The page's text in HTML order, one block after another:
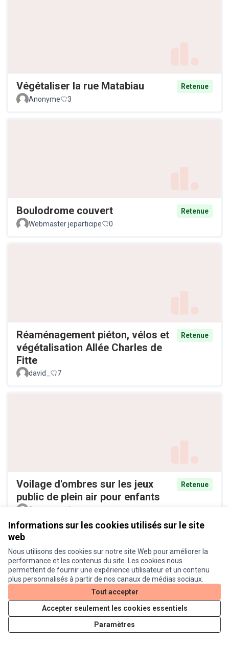
Informations sur les cookies utilisés sur le site
web
Nous utilisons des cookies sur notre site Web pour améliorer la
performance et les contenus du site. Les cookies nous
permettent de fournir une expérience utilisateur et un contenu
plus personnalisés à partir de nos canaux de médias sociaux.
Tout accepter
Accepter seulement les cookies essentiels
Paramètres
Végétaliser la rue Matabiau
Retenue
Anonyme
3
Boulodrome couvert
Retenue
Webmaster jeparticipe
0
Réaménagement piéton, vélos et
végétalisation Allée Charles de
Fitte
Retenue
david_ 7
Voilage d'ombres sur les jeux
public de plein air pour enfants
Retenue
Anonyme 1
Pieges à moustiques tigres
Anonyme
6